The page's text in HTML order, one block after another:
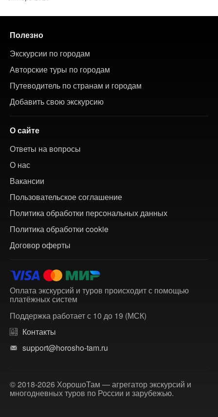
Полезно
Экскурсии по городам
Авторские туры по городам
Путеводитель по странам и городам
Добавить свою экскурсию
О сайте
Ответы на вопросы
О нас
Вакансии
Пользовательское соглашение
Политика обработки персональных данных
Политика обработки cookie
Договор оферты
Оплата экскурсий и туров происходит с помощью
платёжных систем
Поддержка работает с 10 до 19 (МСК)
Контакты
support@horosho-tam.ru
© 2018-2026 ХорошоТам — агрегатор экскурсий и
многодневных туров по России и зарубежью.